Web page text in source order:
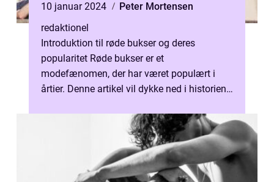
10 januar 2024
Peter Mortensen
redaktionel
Introduktion til røde bukser og deres
popularitet Røde bukser er et
modefænomen, der har været populært i
årtier. Denne artikel vil dykke ned i historien